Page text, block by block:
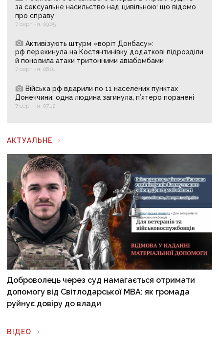
за сексуальне насильство над цивільною: що відомо
про справу
7 серпня, 09:05
Активізують штурм «воріт Донбасу»:
рф перекинула на Костянтинівку додаткові підрозділи
й поновила атаки тритонними авіабомбами
7 серпня, 08:01
Війська рф вдарили по 11 населених пунктах
Донеччини: одна людина загинула, п’ятеро поранені
7 серпня, 07:12
АКТУАЛЬНЕ
Доброволець через суд намагається отримати
допомогу від Світлодарської МВА: як громада
руйнує довіру до влади
ВІДЕО